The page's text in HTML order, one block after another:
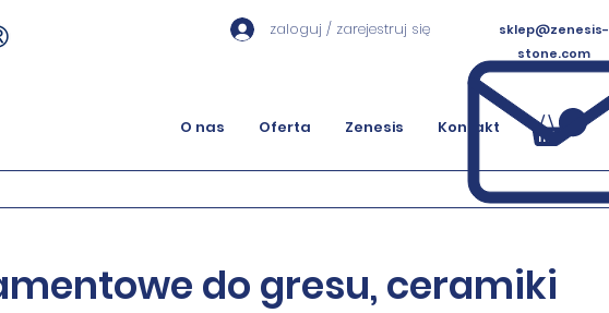
O nas Oferta Zenesis Kontakt
sklep@zenesis-
stone.com
zaloguj / zarejestruj się
do gresu, ceramiki